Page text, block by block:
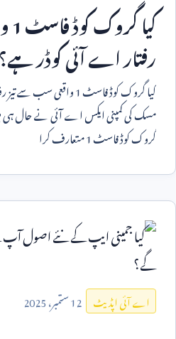
کیا گروک کوڈ فاسٹ1
رفتار اے آئی کوڈر ہے؟
کیا گروک کوڈ فاسٹ1
مسک کی کمپنی ایکس اے آئی نے حال ہی
گروک کوڈ فاسٹ1متعارف کرا
اے آئی اپڈیٹ 12ستمبر،2025